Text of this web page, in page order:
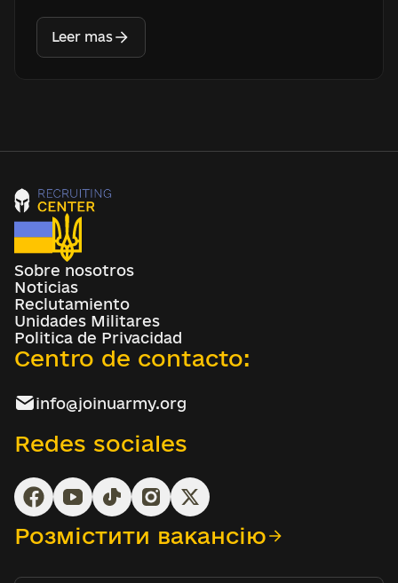
Leer mas
Sobre nosotros
Noticias
Reclutamiento
Unidades Militares
Politica de Privacidad
Centro de contacto:
info@joinuarmy.org
Redes sociales
Розмістити вакансію